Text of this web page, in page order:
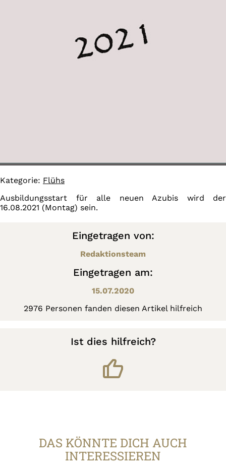
Kategorie: Flühs
Ausbildungsstart für alle neuen Azubis wird der
16.08.2021 (Montag) sein.
Eingetragen von:
Redaktionsteam
Eingetragen am:
15.07.2020
2976 Personen fanden diesen Artikel hilfreich
Ist dies hilfreich?
DAS KÖNNTE DICH AUCH
INTERESSIEREN